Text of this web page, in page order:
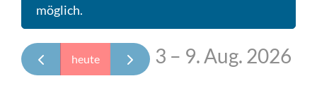
möglich.
heute 3 – 9. Aug. 2026